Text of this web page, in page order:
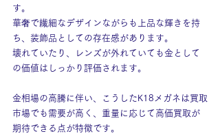
す。
華奢で繊細なデザインながらも上品な輝きを持
ち、装飾品としての存在感があります。
壊れていたり、レンズが外れていても金として
の価値はしっかり評価されます。
金相場の高騰に伴い、こうしたK18メガネは買取
市場でも需要が高く、重量に応じて高価買取が
期待できる点が特徴です。